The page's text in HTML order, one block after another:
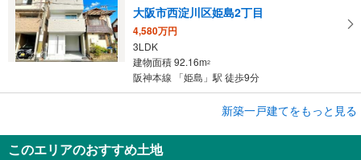
大阪市西淀川区姫島2丁目
4,580万円
3LDK
建物面積 92.16m2
阪神本線 「姫島」駅 徒歩9分
大阪市西淀川区中島1丁目
新築一戸建てをもっと見る
このエリアのおすすめ土地